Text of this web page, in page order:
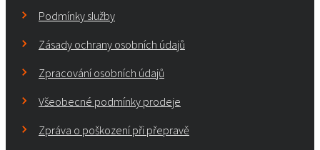
Podmínky služby
Zásady ochrany osobních údajů
Zpracování osobních údajů
Všeobecné podmínky prodeje
Zpráva o poškození při přepravě